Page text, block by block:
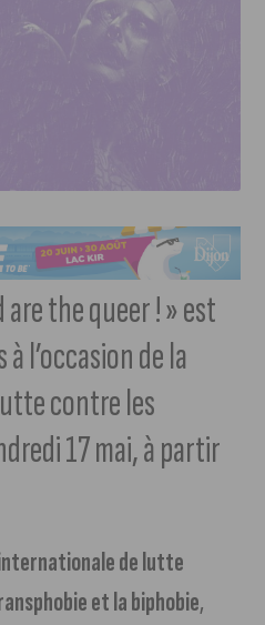
are the queer ! » est
l’occasion de la
contre les
17 mai, à partir
de lutte
et la biphobie,